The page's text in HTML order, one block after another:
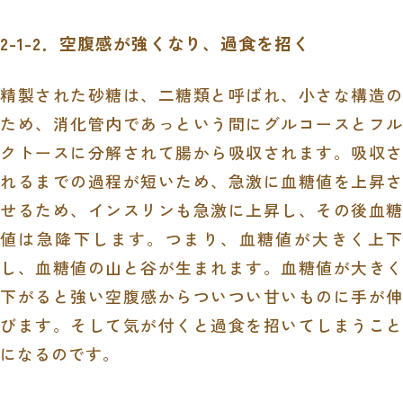
2-1-2．空腹感が強くなり、過食を招く
精製された砂糖は、二糖類と呼ばれ、小さな構造の
ため、消化管内であっという間にグルコースとフル
クトースに分解されて腸から吸収されます。吸収さ
れるまでの過程が短いため、急激に血糖値を上昇さ
せるため、インスリンも急激に上昇し、その後血糖
値は急降下します。つまり、血糖値が大きく上下
し、血糖値の山と谷が生まれます。血糖値が大きく
下がると強い空腹感からついつい甘いものに手が伸
びます。そして気が付くと過食を招いてしまうこと
になるのです。